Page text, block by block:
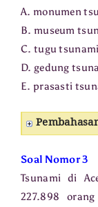
A. monumen
B. museum
C. tugu tsunami
D. gedung
E. prasasti
Soal Nomor 3
Tsunami di
227.898